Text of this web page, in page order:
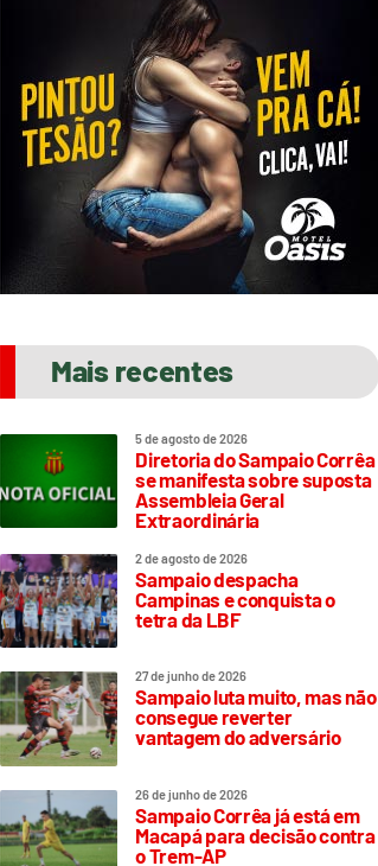
Mais recentes
5 de agosto de 2026
Diretoria do Sampaio Corrêa
se manifesta sobre suposta
Assembleia Geral
Extraordinária
2 de agosto de 2026
Sampaio despacha
Campinas e conquista o
tetra da LBF
27 de junho de 2026
Sampaio luta muito, mas não
consegue reverter
vantagem do adversário
26 de junho de 2026
Sampaio Corrêa já está em
Macapá para decisão contra
o Trem-AP